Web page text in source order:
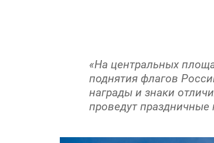
«На центральных
поднятия флагов
награды и знаки
проведут праздничные